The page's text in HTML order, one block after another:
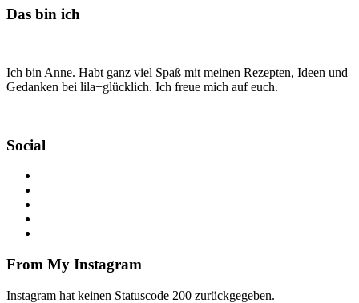
Das bin ich
Ich bin Anne. Habt ganz viel Spaß mit meinen Rezepten, Ideen und
Gedanken bei lila+glücklich. Ich freue mich auf euch.
Social
From My Instagram
Instagram hat keinen Statuscode 200 zurückgegeben.